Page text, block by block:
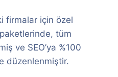
firmalar için özel
paketlerinde, tüm
ve SEO’ya %100
düzenlenmiştir.